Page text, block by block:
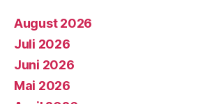
August 2026
Juli 2026
Juni 2026
Mai 2026